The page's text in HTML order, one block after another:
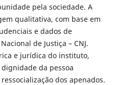
pela sociedade. A
qualitativa, com base em
e dados de
de Justiça – CNJ.
e jurídica do instituto,
da pessoa
dos apenados.